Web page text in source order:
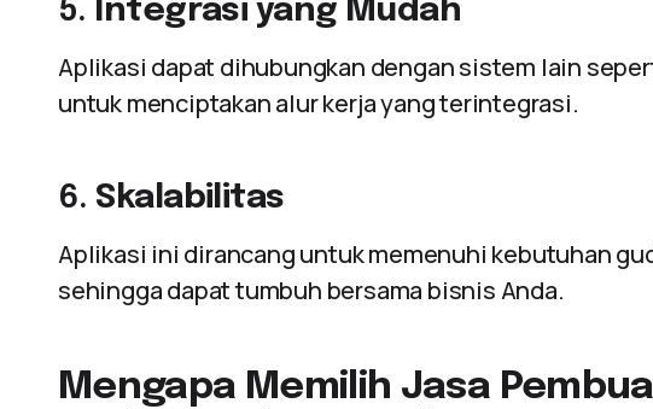
5. Integrasi yang Mudah
Aplikasi dapat dihubungkan dengan sistem lain
untuk menciptakan alur kerja yang terintegrasi.
6. Skalabilitas
Aplikasi ini dirancang untuk memenuhi kebutuhan
sehingga dapat tumbuh bersama bisnis Anda.
Mengapa Memilih Jasa